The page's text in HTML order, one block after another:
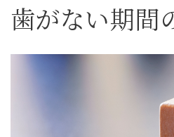
歯がない期間